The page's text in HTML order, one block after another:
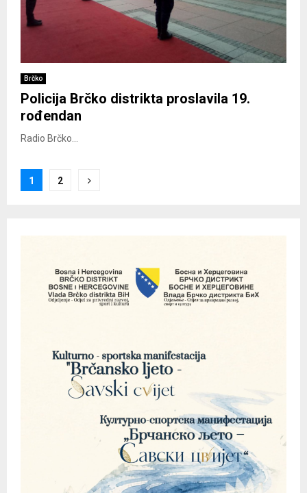
Brčko
Policija Brčko distrikta proslavila 19.
rođendan
Radio Brčko...
Posts
1 2